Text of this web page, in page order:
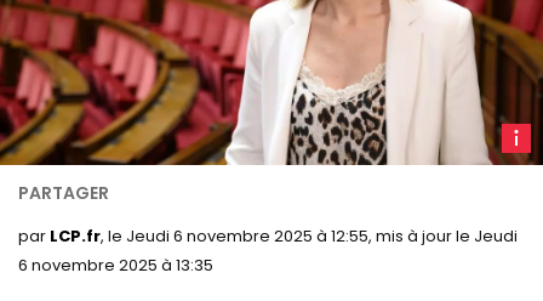
Petex
par LCP.fr, le Jeudi 6 novembre 2025 à 12:55, mis à jour le Jeudi
6 novembre 2025 à 13:35